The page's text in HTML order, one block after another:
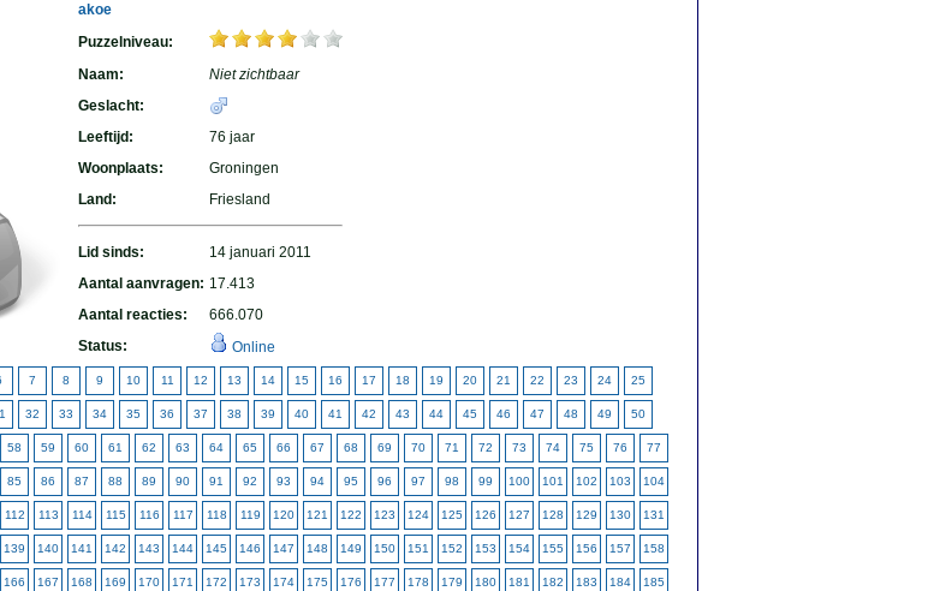
akoe
Puzzelniveau:
Naam:
Niet zichtbaar
Geslacht:
Leeftijd:
76 jaar
Woonplaats:
Groningen
Land:
Friesland
Lid sinds:
14 januari 2011
Aantal aanvragen: 17.413
Aantal reacties:
666.070
Status:
Online
7 8 9 10 11 12 13 14 15 16 17 18 19 20 21 22 23 24 25
32 33 34 35 36 37 38 39 40 41 42 43 44 45 46 47 48 49 50
58 59 60 61 62 63 64 65 66 67 68 69 70 71 72 73 74 75 76 77
85 86 87 88 89 90 91 92 93 94 95 96 97 98 99 100 101 102 103 104
112 113 114 115 116 117 118 119 120 121 122 123 124 125 126 127 128 129 130 131
139 140 141 142 143 144 145 146 147 148 149 150 151 152 153 154 155 156 157 158
166 167 168 169 170 171 172 173 174 175 176 177 178 179 180 181 182 183 184 185